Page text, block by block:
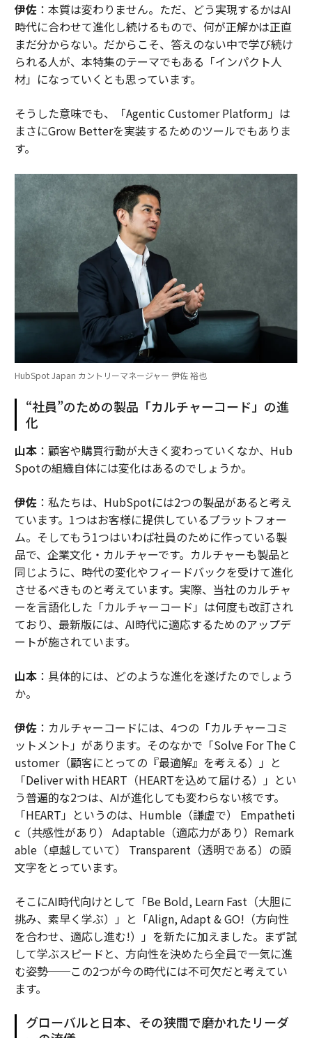
伊佐：本質は変わりません。ただ、どう実現するかはAI
時代に合わせて進化し続けるもので、何が正解かは正直
まだ分からない。だからこそ、答えのない中で学び続け
られる人が、本特集のテーマでもある「インパクト人
材」になっていくとも思っています。
そうした意味でも、「Agentic Customer Platform」は
まさにGrow Betterを実装するためのツールでもありま
す。
HubSpot Japan カントリーマネージャー 伊佐 裕也
“社員”のための製品「カルチャーコード」の進
化
山本：顧客や購買行動が大きく変わっていくなか、Hub
Spotの組織自体には変化はあるのでしょうか。
伊佐：私たちは、HubSpotには2つの製品があると考え
ています。1つはお客様に提供しているプラットフォー
ム。そしてもう1つはいわば社員のために作っている製
品で、企業文化・カルチャーです。カルチャーも製品と
同じように、時代の変化やフィードバックを受けて進化
させるべきものと考えています。実際、当社のカルチャ
ーを言語化した「カルチャーコード」は何度も改訂され
ており、最新版には、AI時代に適応するためのアップデ
ートが施されています。
山本：具体的には、どのような進化を遂げたのでしょう
か。
伊佐：カルチャーコードには、4つの「カルチャーコミ
ットメント」があります。そのなかで「Solve For The C
ustomer（顧客にとっての『最適解』を考える）」と
「Deliver with HEART（HEARTを込めて届ける）」とい
う普遍的な2つは、AIが進化しても変わらない核です。
「HEART」というのは、Humble（謙虚で） Empatheti
c（共感性があり） Adaptable（適応力があり）Remark
able（卓越していて） Transparent（透明である）の頭
文字をとっています。
そこにAI時代向けとして「Be Bold, Learn Fast（大胆に
挑み、素早く学ぶ）」と「Align, Adapt & GO!（方向性
を合わせ、適応し進む!）」を新たに加えました。まず試
して学ぶスピードと、方向性を決めたら全員で一気に進
む姿勢──この2つが今の時代には不可欠だと考えてい
ます。
グローバルと日本、その狭間で磨かれたリーダ